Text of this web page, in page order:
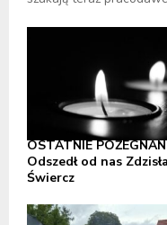
OSTATNIE
Odszedł od nas
Świercz